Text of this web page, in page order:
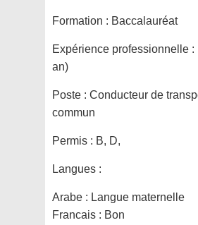
Formation : Baccalauréat
Expérience professionnelle :
an)
Poste : Conducteur de
commun
Permis : B, D,
Langues :
Arabe : Langue maternelle
Francais : Bon